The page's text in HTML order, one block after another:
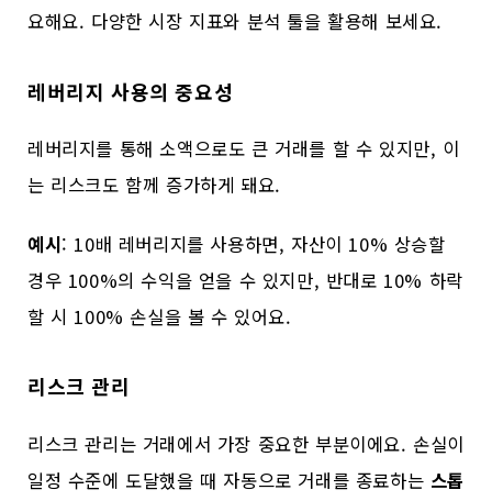
요해요. 다양한 시장 지표와 분석 툴을 활용해 보세요.
레버리지 사용의 중요성
레버리지를 통해 소액으로도 큰 거래를 할 수 있지만, 이
는 리스크도 함께 증가하게 돼요.
예시: 10배 레버리지를 사용하면, 자산이 10% 상승할
경우 100%의 수익을 얻을 수 있지만, 반대로 10% 하락
할 시 100% 손실을 볼 수 있어요.
리스크 관리
리스크 관리는 거래에서 가장 중요한 부분이에요. 손실이
일정 수준에 도달했을 때 자동으로 거래를 종료하는 스톱